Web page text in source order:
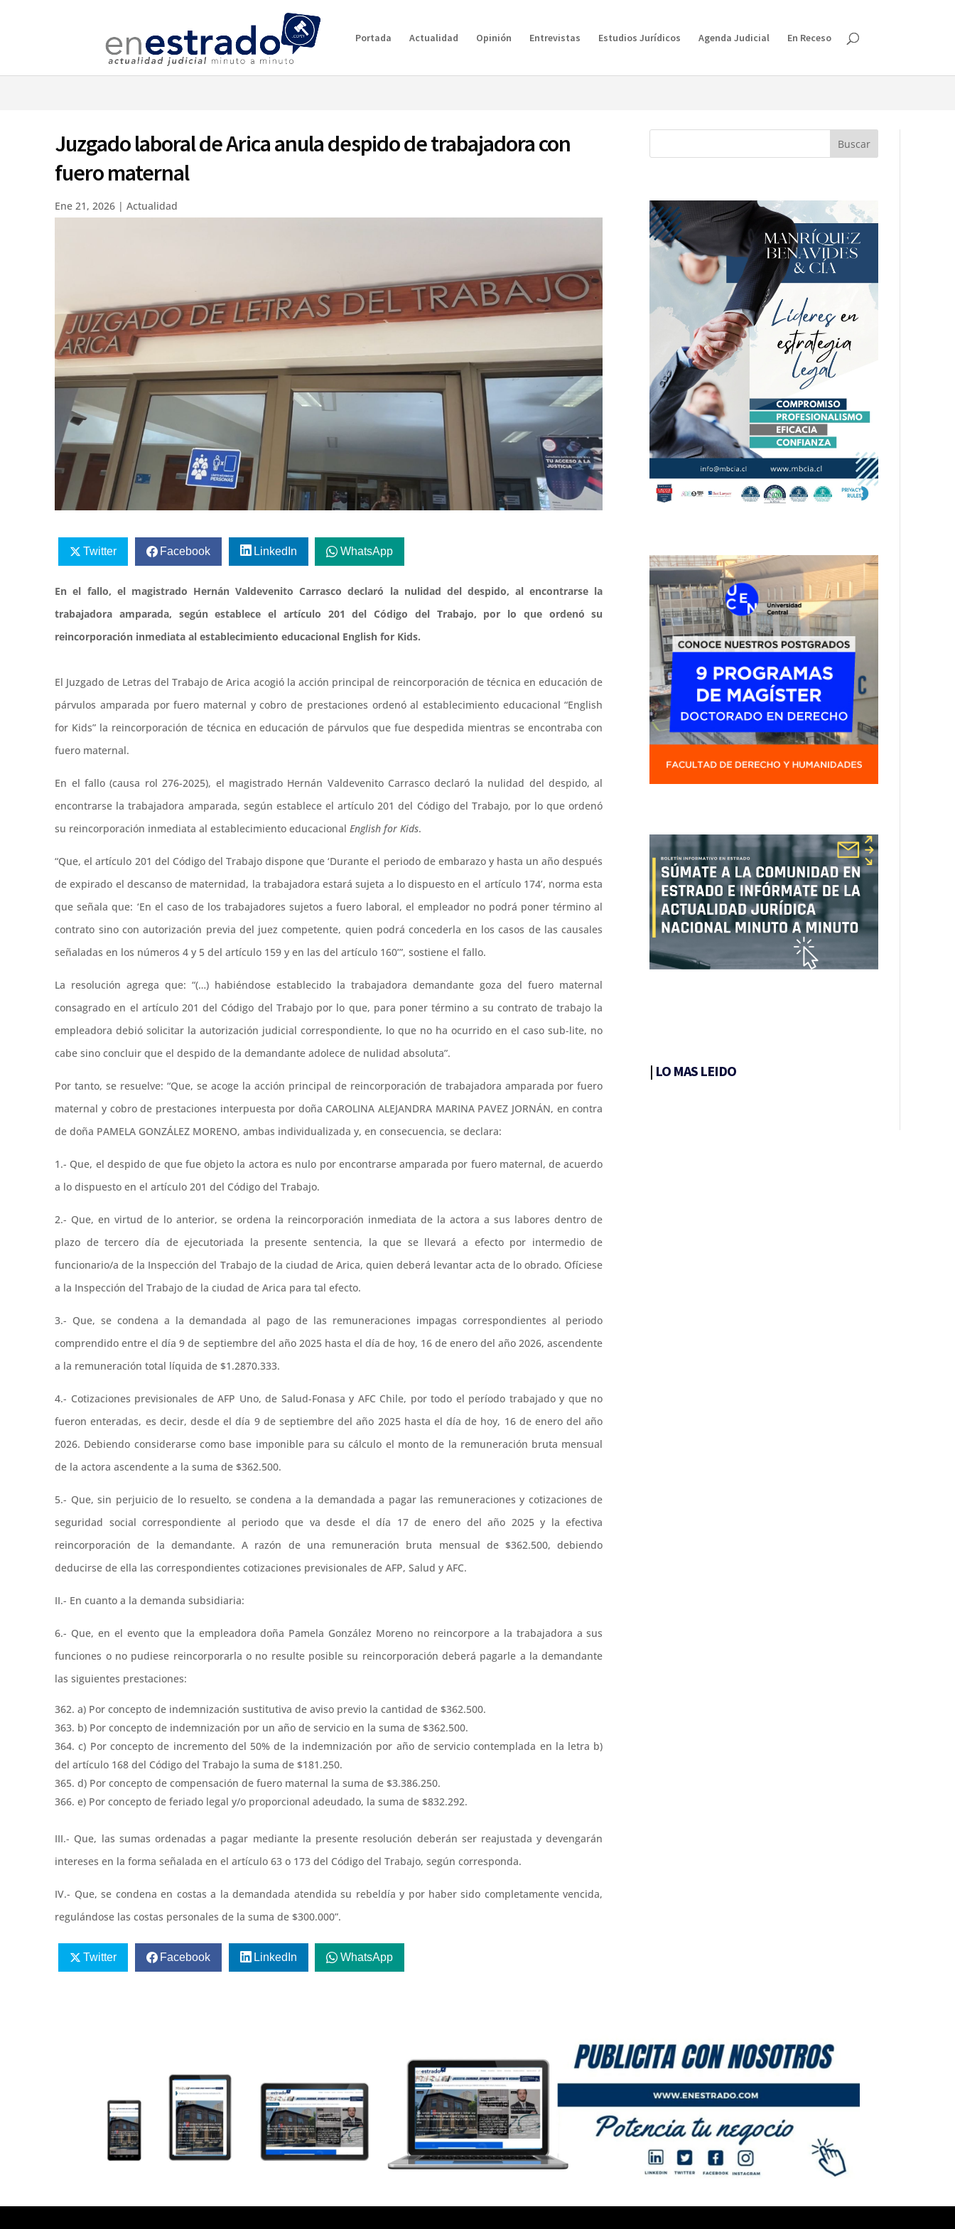
⚠️ Hosting plan for this site has expired.
Portada Actualidad Opinión Entrevistas Estudios Jurídicos Agenda Judicial En Receso
Juzgado laboral de Arica anula despido de trabajadora con
fuero maternal
Ene 21, 2026 |Actualidad
Twitter Facebook LinkedIn WhatsApp
En el fallo, el magistrado Hernán Valdevenito Carrasco declaró la nulidad del despido, al encontrarse la
trabajadora amparada, según establece el artículo 201 del Código del Trabajo, por lo que ordenó su
reincorporación inmediata al establecimiento educacional English for Kids.
El Juzgado de Letras del Trabajo de Arica acogió la acción principal de reincorporación de técnica en educación de
párvulos amparada por fuero maternal y cobro de prestaciones ordenó al establecimiento educacional “English
for Kids” la reincorporación de técnica en educación de párvulos que fue despedida mientras se encontraba con
fuero maternal.
En el fallo (causa rol 276-2025), el magistrado Hernán Valdevenito Carrasco declaró la nulidad del despido, al
encontrarse la trabajadora amparada, según establece el artículo 201 del Código del Trabajo, por lo que ordenó
su reincorporación inmediata al establecimiento educacionalEnglish for Kids.
“Que, el artículo 201 del Código del Trabajo dispone que ‘Durante el periodo de embarazo y hasta un año después
de expirado el descanso de maternidad, la trabajadora estará sujeta a lo dispuesto en el artículo 174’, norma esta
que señala que: ‘En el caso de los trabajadores sujetos a fuero laboral, el empleador no podrá poner término al
contrato sino con autorización previa del juez competente, quien podrá concederla en los casos de las causales
señaladas en los números 4 y 5 del artículo 159 y en las del artículo 160’”, sostiene el fallo.
La resolución agrega que: “(…) habiéndose establecido la trabajadora demandante goza del fuero maternal
consagrado en el artículo 201 del Código del Trabajo por lo que, para poner término a su contrato de trabajo la
empleadora debió solicitar la autorización judicial correspondiente, lo que no ha ocurrido en el caso sub-lite, no
cabe sino concluir que el despido de la demandante adolece de nulidad absoluta”.
Por tanto, se resuelve: “Que, se acoge la acción principal de reincorporación de trabajadora amparada por fuero
maternal y cobro de prestaciones interpuesta por doña CAROLINA ALEJANDRA MARINA PAVEZ JORNÁN, en contra
de doña PAMELA GONZÁLEZ MORENO, ambas individualizada y, en consecuencia, se declara:
1.- Que, el despido de que fue objeto la actora es nulo por encontrarse amparada por fuero maternal, de acuerdo
a lo dispuesto en el artículo 201 del Código del Trabajo.
2.- Que, en virtud de lo anterior, se ordena la reincorporación inmediata de la actora a sus labores dentro de
plazo de tercero día de ejecutoriada la presente sentencia, la que se llevará a efecto por intermedio de
funcionario/a de la Inspección del Trabajo de la ciudad de Arica, quien deberá levantar acta de lo obrado. Ofíciese
a la Inspección del Trabajo de la ciudad de Arica para tal efecto.
3.- Que, se condena a la demandada al pago de las remuneraciones impagas correspondientes al periodo
comprendido entre el día 9 de septiembre del año 2025 hasta el día de hoy, 16 de enero del año 2026, ascendente
a la remuneración total líquida de $1.2870.333.
4.- Cotizaciones previsionales de AFP Uno, de Salud-Fonasa y AFC Chile, por todo el período trabajado y que no
fueron enteradas, es decir, desde el día 9 de septiembre del año 2025 hasta el día de hoy, 16 de enero del año
2026. Debiendo considerarse como base imponible para su cálculo el monto de la remuneración bruta mensual
de la actora ascendente a la suma de $362.500.
5.- Que, sin perjuicio de lo resuelto, se condena a la demandada a pagar las remuneraciones y cotizaciones de
seguridad social correspondiente al periodo que va desde el día 17 de enero del año 2025 y la efectiva
reincorporación de la demandante. A razón de una remuneración bruta mensual de $362.500, debiendo
deducirse de ella las correspondientes cotizaciones previsionales de AFP, Salud y AFC.
II.- En cuanto a la demanda subsidiaria:
6.- Que, en el evento que la empleadora doña Pamela González Moreno no reincorpore a la trabajadora a sus
funciones o no pudiese reincorporarla o no resulte posible su reincorporación deberá pagarle a la demandante
las siguientes prestaciones:
a) Por concepto de indemnización sustitutiva de aviso previo la cantidad de $362.500.
b) Por concepto de indemnización por un año de servicio en la suma de $362.500.
c) Por concepto de incremento del 50% de la indemnización por año de servicio contemplada en la letra b)
del artículo 168 del Código del Trabajo la suma de $181.250.
d) Por concepto de compensación de fuero maternal la suma de $3.386.250.
e) Por concepto de feriado legal y/o proporcional adeudado, la suma de $832.292.
III.- Que, las sumas ordenadas a pagar mediante la presente resolución deberán ser reajustada y devengarán
intereses en la forma señalada en el artículo 63 o 173 del Código del Trabajo, según corresponda.
IV.- Que, se condena en costas a la demandada atendida su rebeldía y por haber sido completamente vencida,
regulándose las costas personales de la suma de $300.000”.
Twitter Facebook LinkedIn WhatsApp
| LO MAS LEIDO